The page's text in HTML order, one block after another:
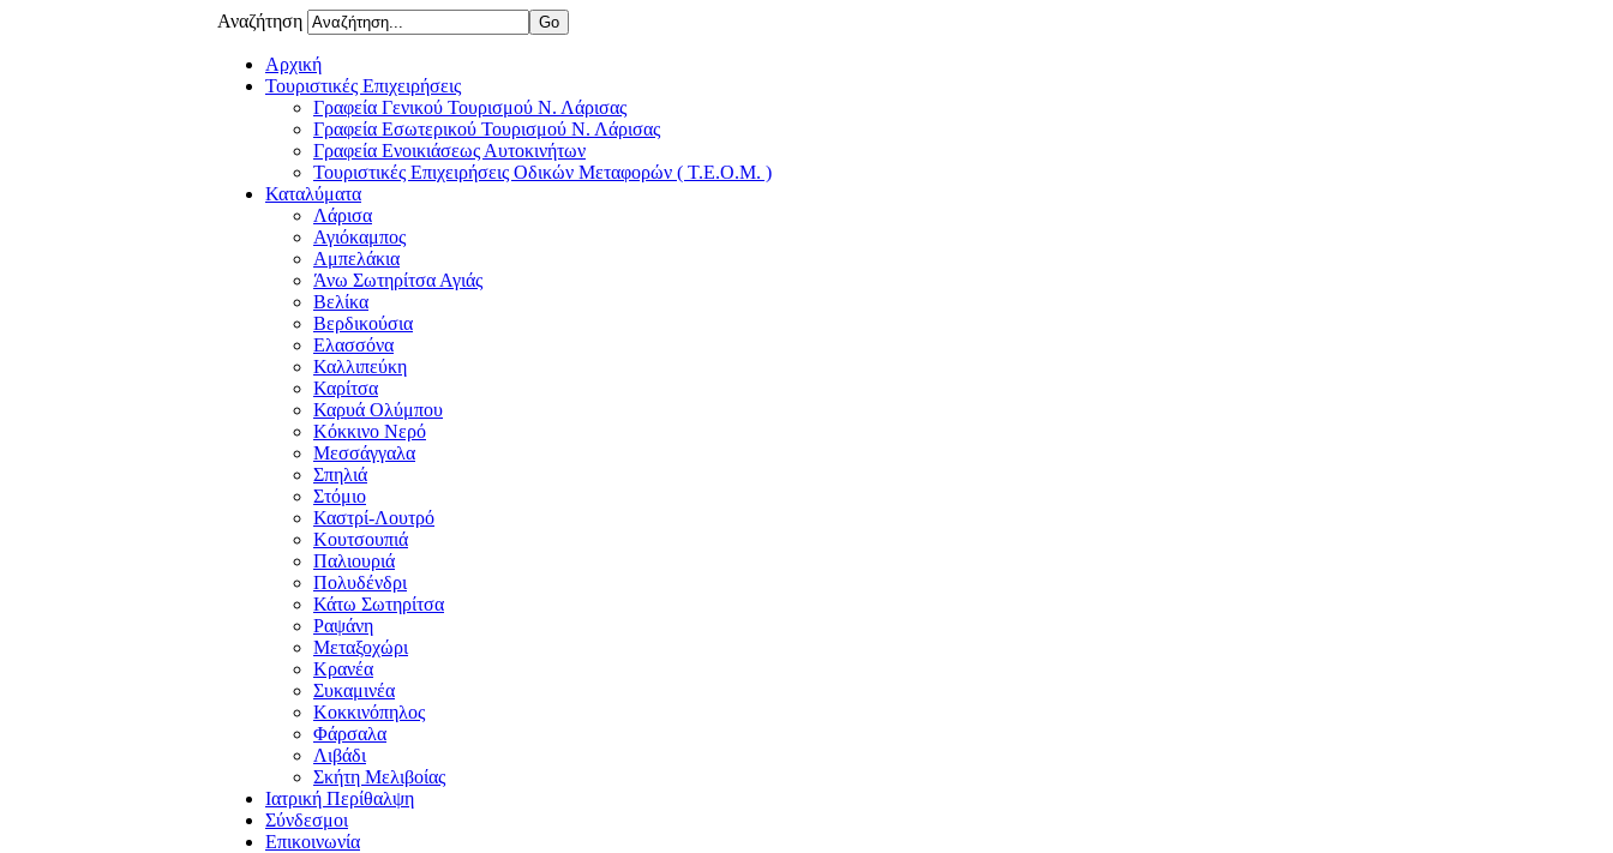
Αναζήτηση
Αρχική
Τουριστικές Επιχειρήσεις
Γραφεία Γενικού Τουρισμού Ν. Λάρισας
Γραφεία Εσωτερικού Τουρισμού Ν. Λάρισας
Γραφεία Ενοικιάσεως Αυτοκινήτων
Τουριστικές Επιχειρήσεις Οδικών Μεταφορών ( Τ.Ε.Ο.Μ. )
Καταλύματα
Λάρισα
Αγιόκαμπος
Αμπελάκια
Άνω Σωτηρίτσα Αγιάς
Βελίκα
Βερδικούσια
Ελασσόνα
Καλλιπεύκη
Καρίτσα
Καρυά Ολύμπου
Κόκκινο Νερό
Μεσσάγγαλα
Σπηλιά
Στόμιο
Καστρί-Λουτρό
Κουτσουπιά
Παλιουριά
Πολυδένδρι
Κάτω Σωτηρίτσα
Ραψάνη
Μεταξοχώρι
Κρανέα
Συκαμινέα
Κοκκινόπηλος
Φάρσαλα
Λιβάδι
Σκήτη Μελιβοίας
Ιατρική Περίθαλψη
Σύνδεσμοι
Επικοινωνία